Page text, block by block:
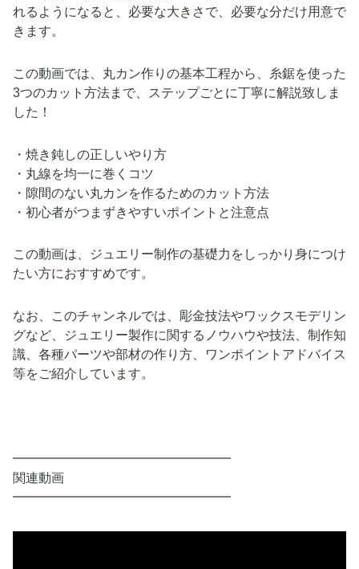
れるようになると、必要な大きさで、必要な分だけ用意で
きます。
この動画では、丸カン作りの基本工程から、糸鋸を使った
3つのカット方法まで、ステップごとに丁寧に解説致しま
した！
・焼き鈍しの正しいやり方
・丸線を均一に巻くコツ
・隙間のない丸カンを作るためのカット方法
・初心者がつまずきやすいポイントと注意点
この動画は、ジュエリー制作の基礎力をしっかり身につけ
たい方におすすめです。
なお、このチャンネルでは、彫金技法やワックスモデリン
グなど、ジュエリー製作に関するノウハウや技法、制作知
識、各種パーツや部材の作り方、ワンポイントアドバイス
等をご紹介しています。
━━━━━━━━━━━━━━━━━
関連動画
━━━━━━━━━━━━━━━━━